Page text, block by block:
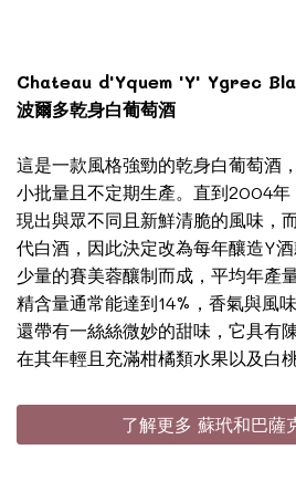
Chateau d'Yquem 'Y' Ygrec
波爾多乾身白葡萄酒
這是一款風格強勁的乾身白葡萄酒
小批量且不定期生產。直到2004
現出與眾不同且新鮮清脆的風味，
代白酒，因此決定改為每年釀造Y
少量的賽美蓉釀制而成，平均年產
精含量通常能達到14%，香氣與風
還帶有一絲絲微妙的甜味，它具有
在其年輕且充滿柑橘類水果以及白
了解更多 蘇玳和巴薩